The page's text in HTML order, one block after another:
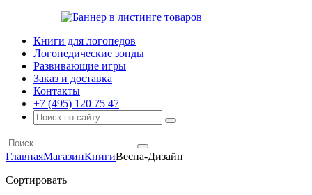
Книги для логопедов
Логопедические зонды
Развивающие игры
Заказ и доставка
Контакты
+7 (495) 120 75 47
ГлавнаяМагазинКнигиВесна-Дизайн
Сортировать